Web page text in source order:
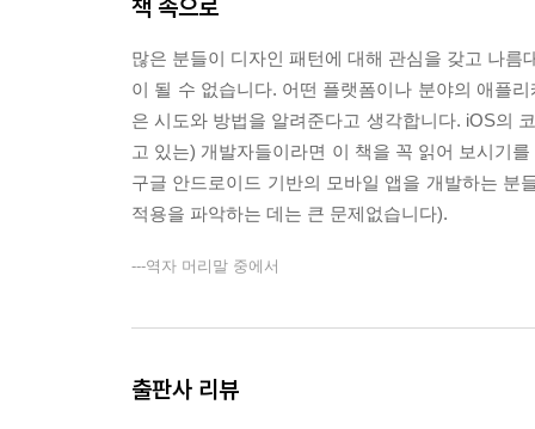
빌더 패턴이란?
추적 게임의 캐릭터 만들기
요약
CHAPTER 7 싱글톤
싱글톤 패턴이란?
싱글톤 패턴은 언제 사용하면 좋을까?
Objective-C로 싱글톤 구현하기
요약
책 속으로
많은 분들이 디자인 패턴에 대해 관심을 갖고 나
이 될 수 없습니다. 어떤 플랫폼이나 분야의 애플
은 시도와 방법을 알려준다고 생각합니다. iOS의
고 있는) 개발자들이라면 이 책을 꼭 읽어 보시기
구글 안드로이드 기반의 모바일 앱을 개발하는 분
적용을 파악하는 데는 큰 문제없습니다).
---역자 머리말 중에서
출판사 리뷰